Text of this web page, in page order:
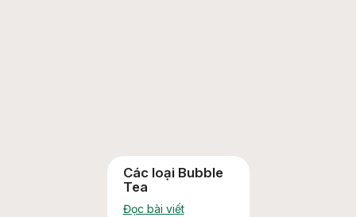
Các loại Bubble
Tea
Đọc bài viết